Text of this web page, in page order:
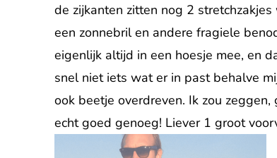
de zijkanten zitten nog 2
een zonnebril en andere fragiele
eigenlijk altijd in een hoesje mee, en
snel niet iets wat er in past behalve
ook beetje overdreven. Ik zou
echt goed genoeg! Liever 1 groot